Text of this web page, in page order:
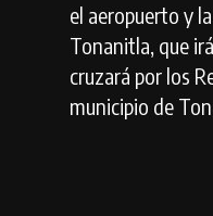
el aeropuerto y
Tonanitla, que
cruzará por los
municipio de